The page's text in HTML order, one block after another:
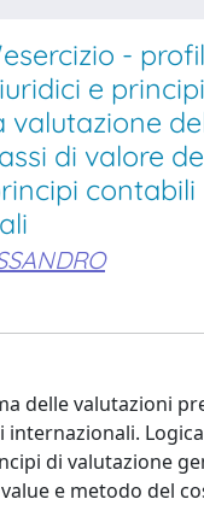
-
e principi
valutazione
di valore
contabili
delle valutazioni
di valutazione
e metodo del